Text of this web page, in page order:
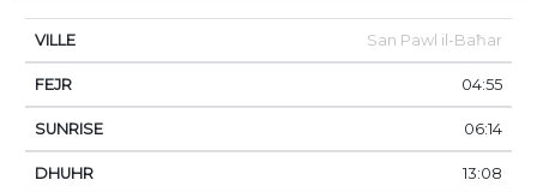
San Pawl il-Baħar
04:55
06:14
13:08